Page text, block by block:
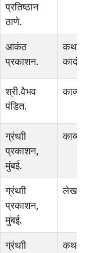
प्रतिष्ठान
ठाणे.
आकंठ
प्रकाशन.
कथा
श्री.वैभव
पंडित.
काव्य.
ग्रंथाी
प्रकाशन,
मुंबई.
काव्य.
ग्रंथाी
प्रकाशन,
मुंबई.
लेख
ग्रंथाी कथा